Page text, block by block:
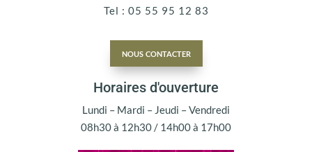
Tel : 05 55 95 12 83
nous contacter
Horaires d'ouverture
Lundi – Mardi – Jeudi – Vendredi
08h30 à 12h30 / 14h00 à 17h00